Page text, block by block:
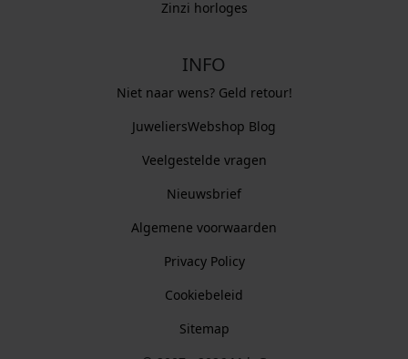
Zinzi horloges
INFO
Niet naar wens? Geld retour!
JuweliersWebshop Blog
Veelgestelde vragen
Nieuwsbrief
Algemene voorwaarden
Privacy Policy
Cookiebeleid
Sitemap